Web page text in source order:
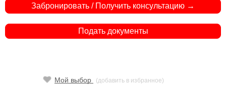
Забронировать / Получить консультацию →
Подать документы
Мой выбор (добавить в избранное)